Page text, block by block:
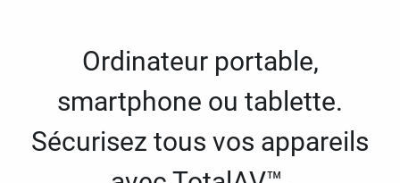
Ordinateur portable,
smartphone ou tablette.
Sécurisez tous vos appareils